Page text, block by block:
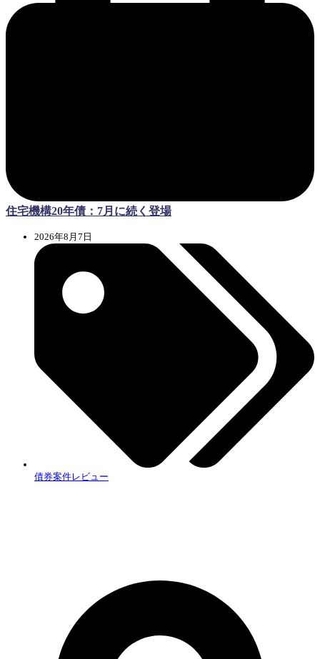
住宅機構20年債：7月に続く登場
2026年8月7日
債券案件レビュー